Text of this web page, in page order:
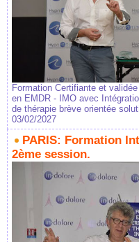
Formation Certifiante et
en EMDR - IMO avec
de thérapie brève orientée
03/02/2027
PARIS: Formation
2ème session.